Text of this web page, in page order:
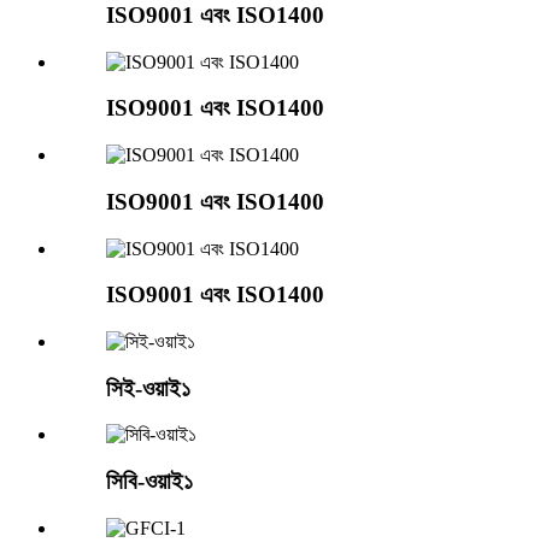
ISO9001 এবং ISO1400
ISO9001 এবং ISO1400
ISO9001 এবং ISO1400
ISO9001 এবং ISO1400
সিই-ওয়াই১
সিবি-ওয়াই১